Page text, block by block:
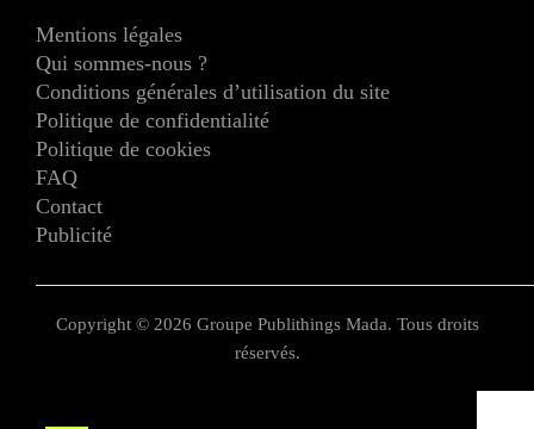
Mentions légales
Qui sommes-nous ?
Conditions générales d’utilisation du site
Politique de confidentialité
Politique de cookies
FAQ
Contact
Publicité
Copyright © 2026 Groupe Publithings Mada. Tous droits
réservés.